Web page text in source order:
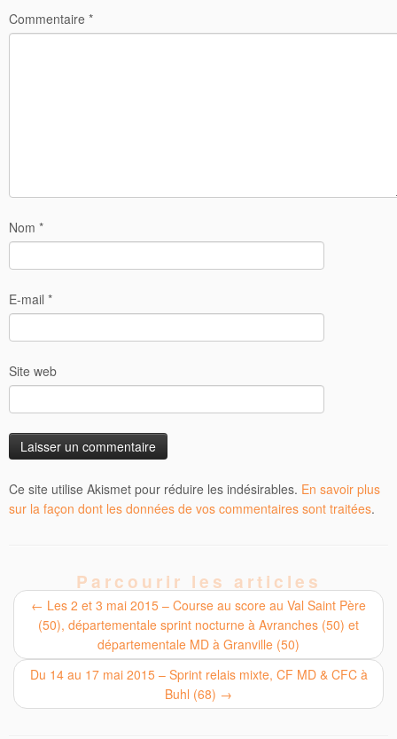
Commentaire *
Nom *
E-mail *
Site web
Ce site utilise Akismet pour réduire les indésirables. En savoir plus
sur la façon dont les données de vos commentaires sont traitées.
Parcourir les articles
← Les 2 et 3 mai 2015 – Course au score au Val Saint Père
(50), départementale sprint nocturne à Avranches (50) et
départementale MD à Granville (50)
Du 14 au 17 mai 2015 – Sprint relais mixte, CF MD & CFC à
Buhl (68) →